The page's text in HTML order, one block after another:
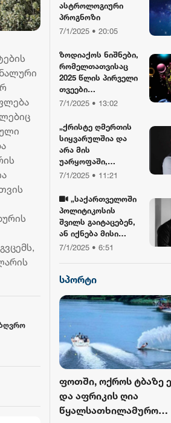
რიონი
ასტროლოგიური
პროგნოზი
7/1/2025 • 20:05
ზოდიაქოს ნიშნები,
რომელთათვისაც
2025 წლის პირველი
თვეები
განსაკუთრებით
იქნება
7/1/2025 • 13:02
„ქრისტე ღმერთის
სიყვარულშია და
არა მის
უარყოფაში,
ბიბლიასთან და
გიორგი ლობჯანიძე
შობის
დღესასწაულზე
7/1/2025 • 11:21
„საქართველოში
პოლიტიკოსის
შვილს გაიტაცებენ,
ან იქნება მისი
სიკვდილი... ბანკზე
ვერტმფრენი“ -
წინასწარმეტყველე
7/1/2025 • 6:51
სპორტი
ფოთში, ოქროს ტბაზე
და აფრიკის ღია
წყალსათხილამურო